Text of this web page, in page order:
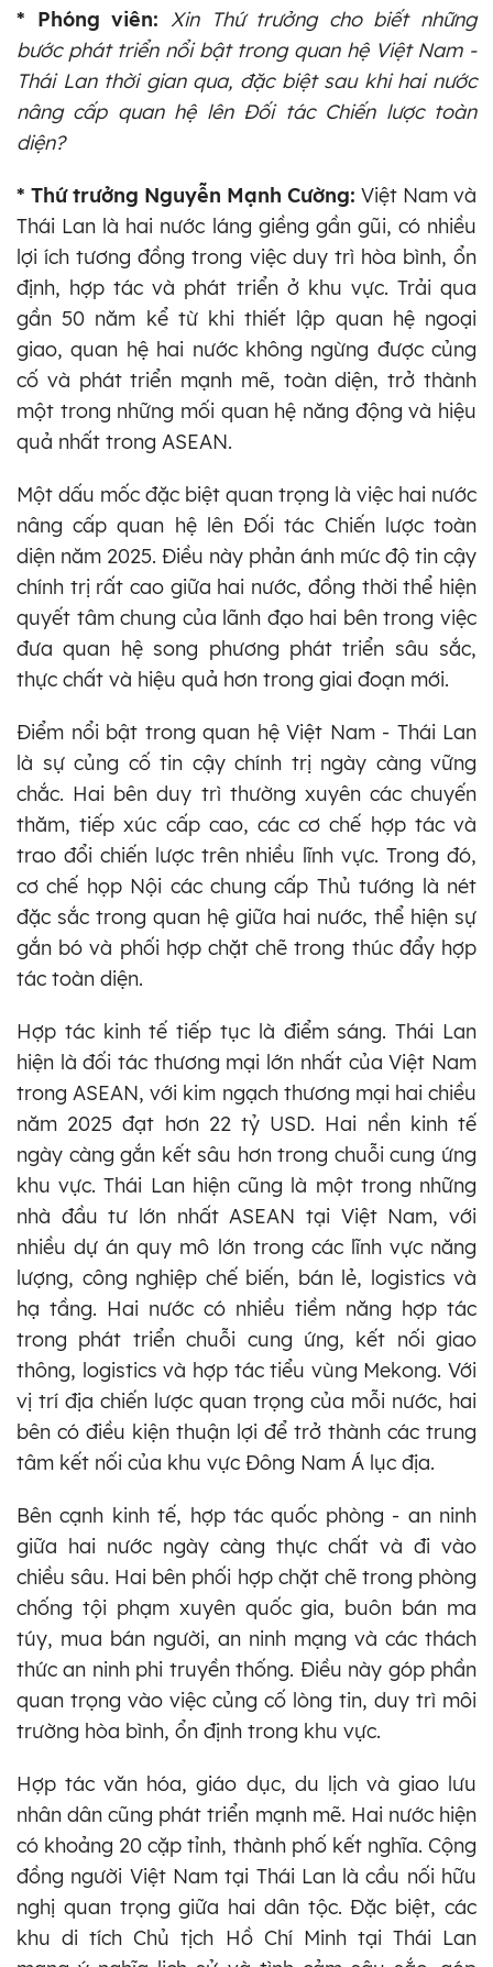
* Phóng viên: Xin Thứ trưởng cho biết những
bước phát triển nổi bật trong quan hệ Việt Nam -
Thái Lan thời gian qua, đặc biệt sau khi hai nước
nâng cấp quan hệ lên Đối tác Chiến lược toàn
diện?
* Thứ trưởng Nguyễn Mạnh Cường: Việt Nam và
Thái Lan là hai nước láng giềng gần gũi, có nhiều
lợi ích tương đồng trong việc duy trì hòa bình, ổn
định, hợp tác và phát triển ở khu vực. Trải qua
gần 50 năm kể từ khi thiết lập quan hệ ngoại
giao, quan hệ hai nước không ngừng được củng
cố và phát triển mạnh mẽ, toàn diện, trở thành
một trong những mối quan hệ năng động và hiệu
quả nhất trong ASEAN.
Một dấu mốc đặc biệt quan trọng là việc hai nước
nâng cấp quan hệ lên Đối tác Chiến lược toàn
diện năm 2025. Điều này phản ánh mức độ tin cậy
chính trị rất cao giữa hai nước, đồng thời thể hiện
quyết tâm chung của lãnh đạo hai bên trong việc
đưa quan hệ song phương phát triển sâu sắc,
thực chất và hiệu quả hơn trong giai đoạn mới.
Điểm nổi bật trong quan hệ Việt Nam - Thái Lan
là sự củng cố tin cậy chính trị ngày càng vững
chắc. Hai bên duy trì thường xuyên các chuyến
thăm, tiếp xúc cấp cao, các cơ chế hợp tác và
trao đổi chiến lược trên nhiều lĩnh vực. Trong đó,
cơ chế họp Nội các chung cấp Thủ tướng là nét
đặc sắc trong quan hệ giữa hai nước, thể hiện sự
gắn bó và phối hợp chặt chẽ trong thúc đẩy hợp
tác toàn diện.
Hợp tác kinh tế tiếp tục là điểm sáng. Thái Lan
hiện là đối tác thương mại lớn nhất của Việt Nam
trong ASEAN, với kim ngạch thương mại hai chiều
năm 2025 đạt hơn 22 tỷ USD. Hai nền kinh tế
ngày càng gắn kết sâu hơn trong chuỗi cung ứng
khu vực. Thái Lan hiện cũng là một trong những
nhà đầu tư lớn nhất ASEAN tại Việt Nam, với
nhiều dự án quy mô lớn trong các lĩnh vực năng
lượng, công nghiệp chế biến, bán lẻ, logistics và
hạ tầng. Hai nước có nhiều tiềm năng hợp tác
trong phát triển chuỗi cung ứng, kết nối giao
thông, logistics và hợp tác tiểu vùng Mekong. Với
vị trí địa chiến lược quan trọng của mỗi nước, hai
bên có điều kiện thuận lợi để trở thành các trung
tâm kết nối của khu vực Đông Nam Á lục địa.
Bên cạnh kinh tế, hợp tác quốc phòng - an ninh
giữa hai nước ngày càng thực chất và đi vào
chiều sâu. Hai bên phối hợp chặt chẽ trong phòng
chống tội phạm xuyên quốc gia, buôn bán ma
túy, mua bán người, an ninh mạng và các thách
thức an ninh phi truyền thống. Điều này góp phần
quan trọng vào việc củng cố lòng tin, duy trì môi
trường hòa bình, ổn định trong khu vực.
Hợp tác văn hóa, giáo dục, du lịch và giao lưu
nhân dân cũng phát triển mạnh mẽ. Hai nước hiện
có khoảng 20 cặp tỉnh, thành phố kết nghĩa. Cộng
đồng người Việt Nam tại Thái Lan là cầu nối hữu
nghị quan trọng giữa hai dân tộc. Đặc biệt, các
khu di tích Chủ tịch Hồ Chí Minh tại Thái Lan